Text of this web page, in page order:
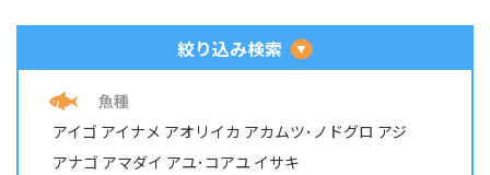
絞り込み検索
魚種
アイゴ アイナメ アオリイカ アカムツ･ノドグロ アジ
アナゴ アマダイ アユ･コアユ イサキ